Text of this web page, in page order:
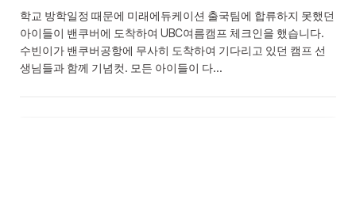
학교 방학일정 때문에 미래에듀케이션 출국팀에 합류하지 못했던
아이들이 밴쿠버에 도착하여 UBC여름캠프 체크인을 했습니다.
수빈이가 밴쿠버공항에 무사히 도착하여 기다리고 있던 캠프 선
생님들과 함께 기념컷. 모든 아이들이 다…